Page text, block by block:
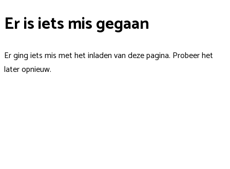
Er is iets mis gegaan
Er ging iets mis met het inladen van deze pagina. Probeer het
later opnieuw.